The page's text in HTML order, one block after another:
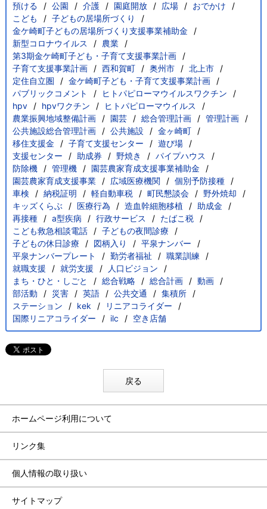
預ける
公園 介護 園庭開放 広場
おでかけ
こども
子どもの居場所づくり
金ケ崎町子どもの居場所づくり支援事業補助金
新型コロナウイルス
農業
第3期金ケ崎町子ども・子育て支援事業計画
子育て支援事業計画
西和賀町 奥州市
北上市
定住自立圏
金ケ崎町子ども・子育て支援事業計画
パブリックコメント
ヒトパピローマウイルスワクチン
hpv
hpvワクチン
ヒトパピローマウイルス
農業振興地域整備計画
園芸 総合管理計画
管理計画
公共施設総合管理計画
公共施設
金ヶ崎町
移住支援金
子育て支援センター
遊び場
支援センター
助成券 野焼き
パイプハウス
防除機
管理機
園芸農家育成支援事業補助金
園芸農家育成支援事業
広域医療機関
個別予防接種
車検
納税証明 軽自動車税 町民懇談会
野外焼却
キッズくらぶ
医療行為 造血幹細胞移植
助成金
再接種
a型疾病 行政サービス
たばこ税
こども救急相談電話
子どもの夜間診療
子どもの休日診療
図柄入り
平泉ナンバー
平泉ナンバープレート
勤労者福祉
職業訓練
就職支援
就労支援
人口ビジョン
まち・ひと・しごと
総合戦略 総合計画
動画
部活動
災害 英語 公共交通
集積所
ステーション
kek
リニアコライダー
国際リニアコライダー
ilc 空き店舗
戻る
ホームページ利用について
リンク集
個人情報の取り扱い
サイトマップ